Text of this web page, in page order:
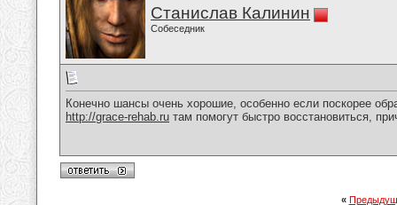
Станислав Калинин
Собеседник
Конечно шансы очень хорошие, особенно если поскорее
http://grace-rehab.ru там помогут быстро восстановиться,
«